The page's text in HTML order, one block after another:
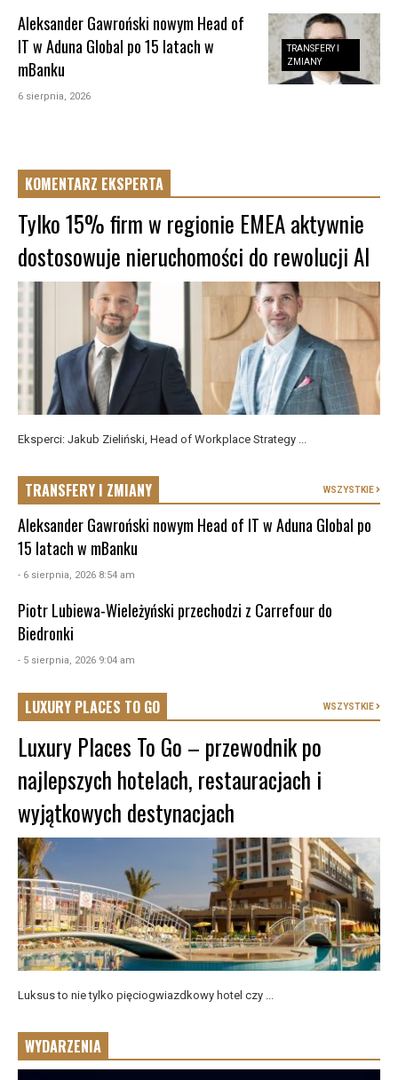
TRANSFERY I
ZMIANY
Aleksander Gawroński nowym Head of
IT w Aduna Global po 15 latach w
mBanku
6 sierpnia, 2026
KOMENTARZ EKSPERTA
Tylko 15% firm w regionie EMEA aktywnie
dostosowuje nieruchomości do rewolucji AI
Eksperci: Jakub Zieliński, Head of Workplace Strategy ...
TRANSFERY I ZMIANY WSZYSTKIE
Aleksander Gawroński nowym Head of IT w Aduna Global po
15 latach w mBanku
- 6 sierpnia, 2026 8:54 am
Piotr Lubiewa-Wieleżyński przechodzi z Carrefour do
Biedronki
- 5 sierpnia, 2026 9:04 am
LUXURY PLACES TO GO WSZYSTKIE
Luxury Places To Go – przewodnik po
najlepszych hotelach, restauracjach i
wyjątkowych destynacjach
Luksus to nie tylko pięciogwiazdkowy hotel czy ...
WYDARZENIA